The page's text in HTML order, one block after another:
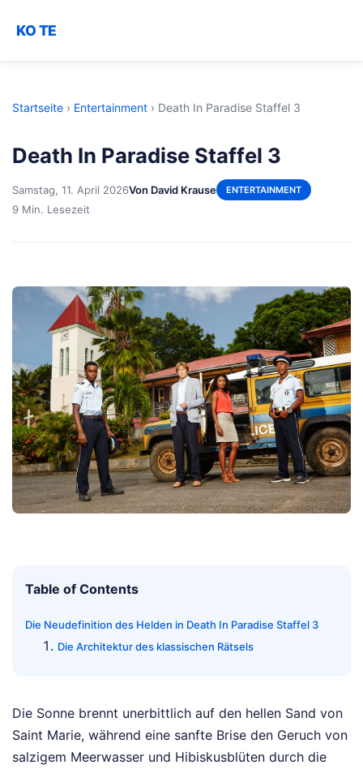
KO TE
Startseite › Entertainment › Death In Paradise Staffel 3
Death In Paradise Staffel 3
Samstag, 11. April 2026Von David Krause ENTERTAINMENT
9 Min. Lesezeit
Table of Contents
Die Neudefinition des Helden in Death In Paradise Staffel 3
Die Architektur des klassischen Rätsels
Die Sonne brennt unerbittlich auf den hellen Sand von
Saint Marie, während eine sanfte Brise den Geruch von
salzigem Meerwasser und Hibiskusblüten durch die